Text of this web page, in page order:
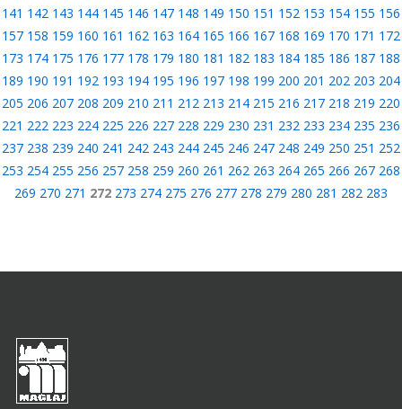
141 142 143 144 145 146 147 148 149 150 151 152 153 154 155 156
157 158 159 160 161 162 163 164 165 166 167 168 169 170 171 172
173 174 175 176 177 178 179 180 181 182 183 184 185 186 187 188
189 190 191 192 193 194 195 196 197 198 199 200 201 202 203 204
205 206 207 208 209 210 211 212 213 214 215 216 217 218 219 220
221 222 223 224 225 226 227 228 229 230 231 232 233 234 235 236
237 238 239 240 241 242 243 244 245 246 247 248 249 250 251 252
253 254 255 256 257 258 259 260 261 262 263 264 265 266 267 268
269 270 271 272 273 274 275 276 277 278 279 280 281 282 283